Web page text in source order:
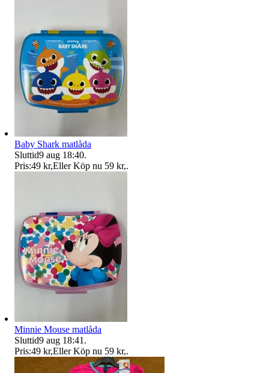
Baby Shark matlåda
Sluttid9 aug 18:40.
Pris:49 kr,Eller Köp nu 59 kr,.
Minnie Mouse matlåda
Sluttid9 aug 18:41 .
Pris:49 kr,Eller Köp nu 59 kr,.